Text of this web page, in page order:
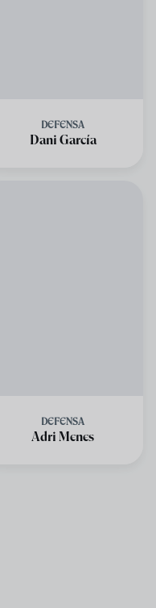
DEFENSA
Dani García
DEFENSA
Adri Menes